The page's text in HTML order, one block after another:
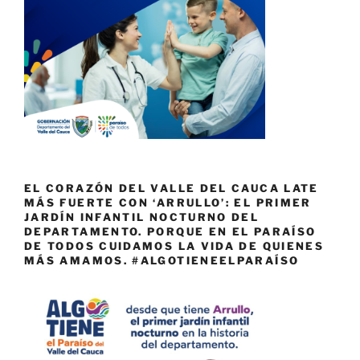
EL CORAZÓN DEL VALLE DEL CAUCA LATE
MÁS FUERTE CON ‘ARRULLO’: EL PRIMER
JARDÍN INFANTIL NOCTURNO DEL
DEPARTAMENTO. PORQUE EN EL PARAÍSO
DE TODOS CUIDAMOS LA VIDA DE QUIENES
MÁS AMAMOS. #ALGOTIENEELPARAÍSO